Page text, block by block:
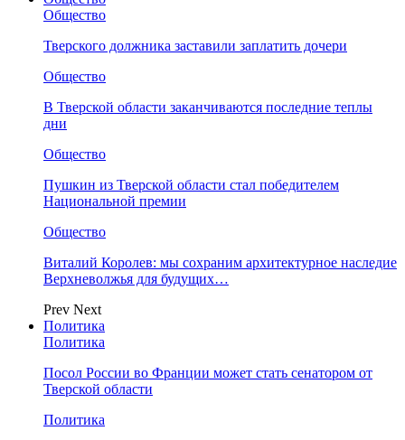
Общество
Тверского должника заставили заплатить дочери
Общество
В Тверской области заканчиваются последние теплы
дни
Общество
Пушкин из Тверской области стал победителем
Национальной премии
Общество
Виталий Королев: мы сохраним архитектурное наследие
Верхневолжья для будущих…
Prev Next
Политика
Политика
Посол России во Франции может стать сенатором от
Тверской области
Политика